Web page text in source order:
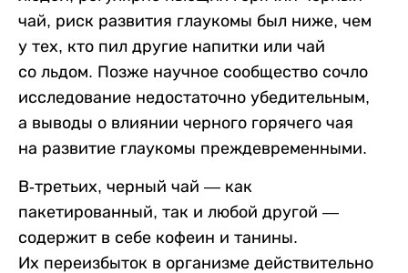
чай, риск развития глаукомы был ниже, чем
у тех, кто пил другие напитки или чай
со льдом. Позже научное сообщество сочло
исследование недостаточно убедительным,
а выводы о влиянии черного горячего чая
на развитие глаукомы преждевременными.
В-третьих, черный чай — как
пакетированный, так и любой другой —
содержит в себе кофеин и танины.
Их переизбыток в организме действительно